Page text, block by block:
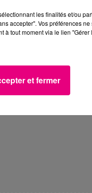
les finalités et/ou
accepter". Vos préférences
à tout moment via le lien
et fermer